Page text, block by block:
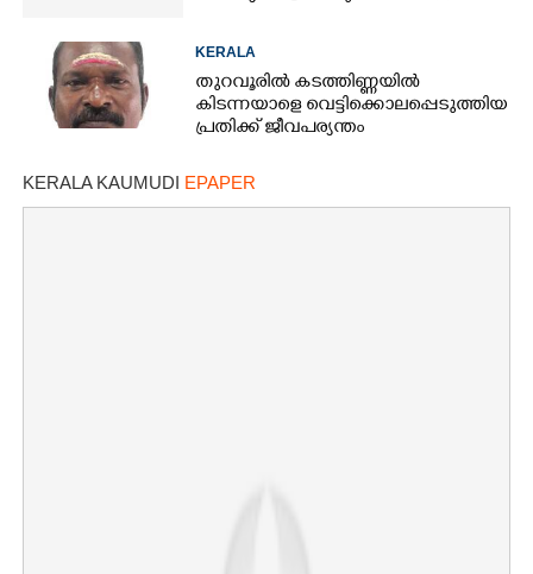
KERALA
തുറവൂരിൽ കടത്തിണ്ണയിൽ
കിടന്നയാളെ വെട്ടിക്കൊലപ്പെടുത്തിയ
പ്രതിക്ക്​ ജീവപര്യന്തം
KERALA KAUMUDI EPAPER